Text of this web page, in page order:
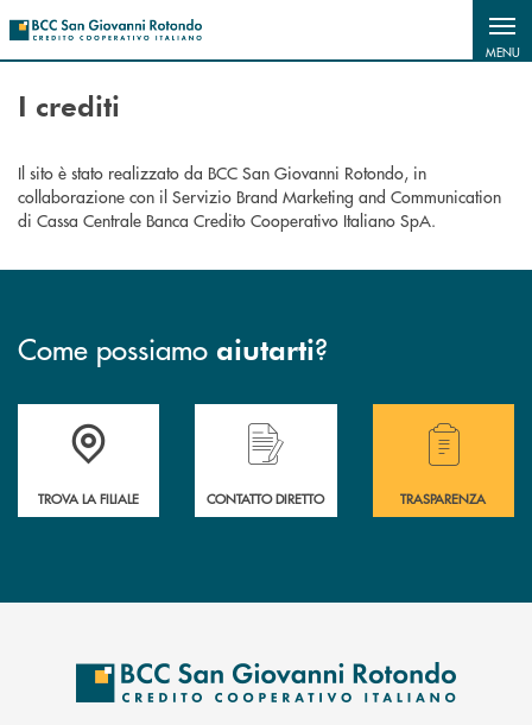
MENU
I crediti
Il sito è stato realizzato da BCC San Giovanni Rotondo, in
collaborazione con il Servizio Brand Marketing and Communication
di Cassa Centrale Banca Credito Cooperativo Italiano SpA.
Come possiamo aiutarti?
Accedi all' elenco completo delle filiali della BCC San Giovanni
TROVA LA FILIALE
Hai bisogno di assistenza immediata?
CONTATTO DIRETTO
Hai bisogno di
TRASPARENZA